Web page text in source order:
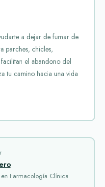
a dejar de fumar de
parches, chicles,
el abandono del
tu camino hacia una vida
retos para muchos
destacamos
más prescritos para
es la vareniclina, que actúa
Farmacología Clínica